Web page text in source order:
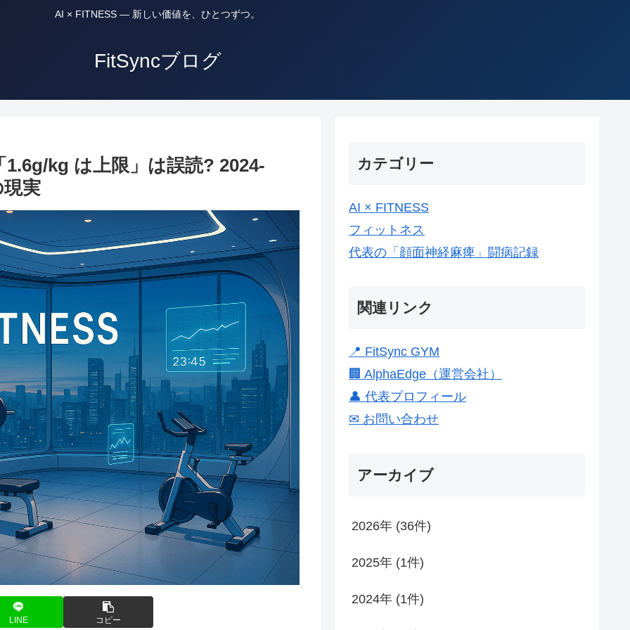
AI × FITNESS — 新しい価値を、ひとつずつ。
FitSyncブログ
kg は上限」は誤読? 2024-
実
LINE コピー
カテゴリー
AI × FITNESS
フィットネス
代表の「顔面神経麻痺」闘病記録
関連リンク
📍 FitSync GYM
🏢 AlphaEdge（運営会社）
👤 代表プロフィール
✉ お問い合わせ
アーカイブ
2026年 (36件)
2025年 (1件)
2024年 (1件)